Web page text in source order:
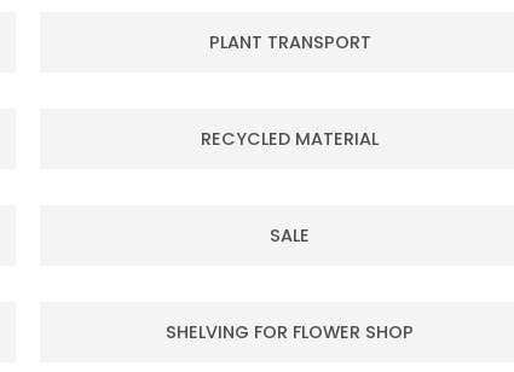
PLANT TRANSPORT
RECYCLED MATERIAL
SALE
SHELVING FOR FLOWER SHOP